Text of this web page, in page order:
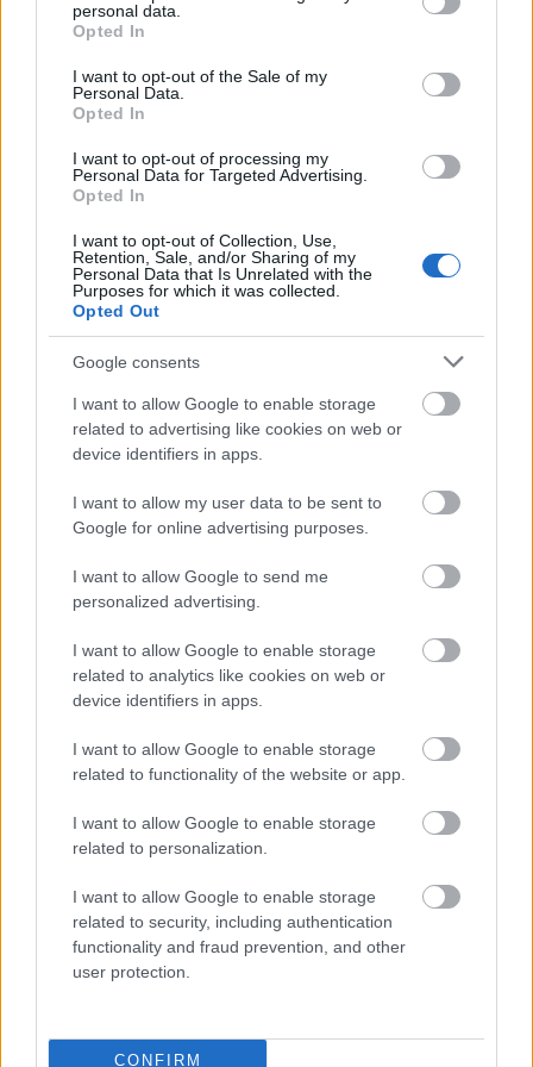
grant or deny consent to Google and its third-party tags to
use your data for below specified purposes in below Google
consent section.
personal data.
Opted In
I want to opt-out of the Sale of my
Personal Data.
Opted In
I want to opt-out of processing my
Personal Data for Targeted Advertising.
Opted In
I want to opt-out of Collection, Use,
Retention, Sale, and/or Sharing of my
Personal Data that Is Unrelated with the
Purposes for which it was collected.
Opted Out
Google consents
I want to allow Google to enable storage
related to advertising like cookies on web or
device identifiers in apps.
I want to allow my user data to be sent to
Google for online advertising purposes.
I want to allow Google to send me
personalized advertising.
I want to allow Google to enable storage
related to analytics like cookies on web or
device identifiers in apps.
I want to allow Google to enable storage
related to functionality of the website or app.
I want to allow Google to enable storage
related to personalization.
I want to allow Google to enable storage
related to security, including authentication
functionality and fraud prevention, and other
user protection.
CONFIRM
producerkéntSzombath Máté
segítette a munkát,
rendezőasszisztensként
lányok a Vörösmarty Mihály Gimnázium
drámatagozatának tanulói közül kerültek ki, a
testnevelőként feltűnő
helyszínt pedig a Budapesti Piarista Gimnázium
biztosította.
„NEM AKAROK MINDIG IRONIZÁLNI” – NOÉMI
FÉLELMETES KONCERTEKRŐL, MEGÁLLAPODÁSRÓL ÉS
MENŐSÉGRŐL.
„Mindenki beletett, amit tudott, és ezt csakis az
tudta életre hívni, hogy Julcsinak volt egy nagyon
kiforrott koncepciója, már-már szuper
részletességgel kidolgozva. Én igyekszem hinni
abban, hogy plusz öt perccel több gondolkodás tud
tekintetében, mint ötször annyi technika és ember, és
ez itt abszolút meglátszik szerintem” –
, a klip producere, a
THETA phenomenaalapítója.